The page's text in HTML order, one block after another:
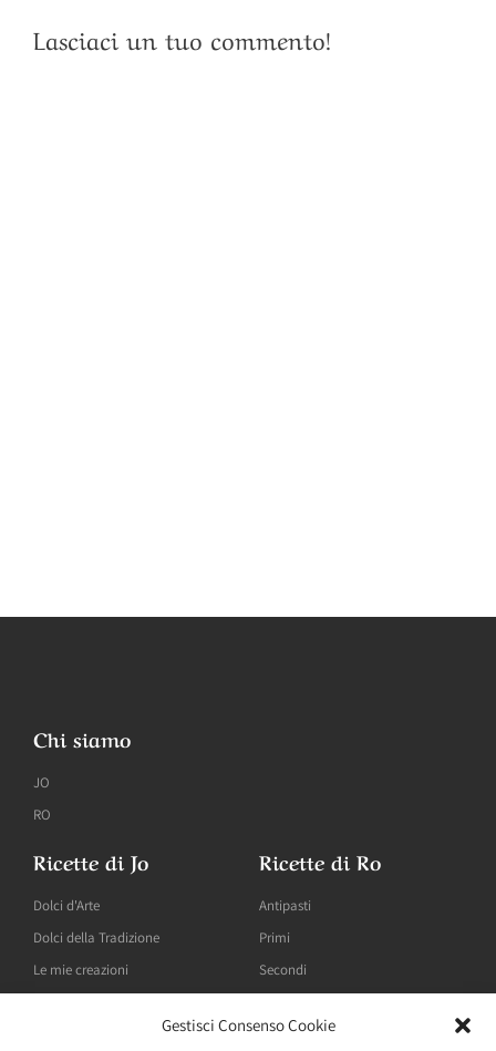
Gestisci Consenso Cookie
Lasciaci un tuo commento!
Chi siamo
JO
RO
Ricette di Jo
Dolci d'Arte
Dolci della Tradizione
Le mie creazioni
Ricette di Ro
Antipasti
Primi
Secondi